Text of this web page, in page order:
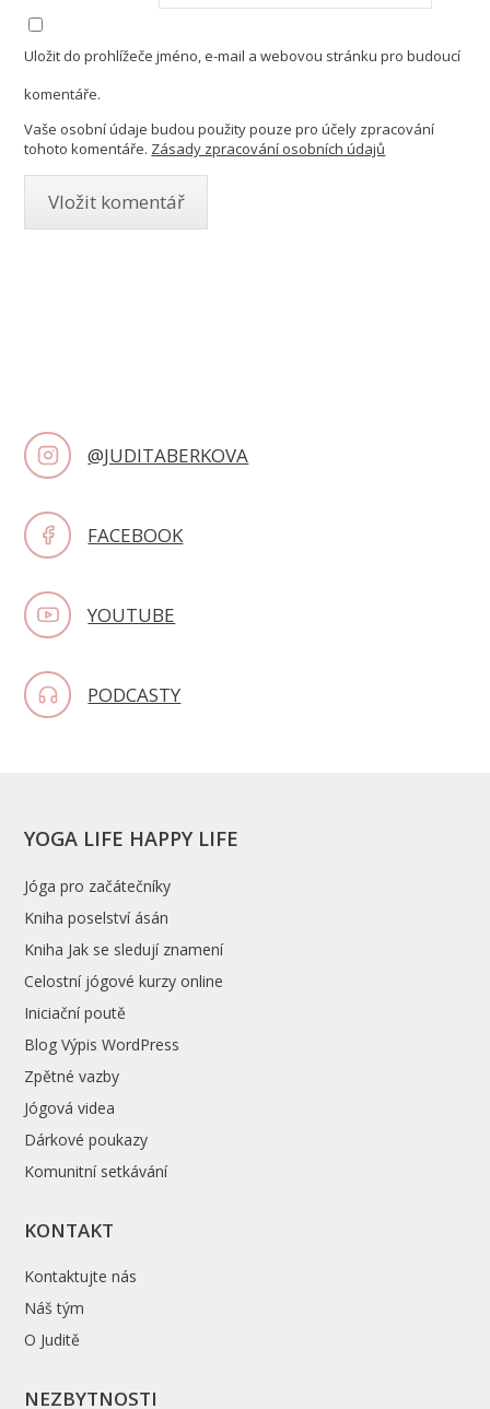
Uložit do prohlížeče jméno, e-mail a webovou stránku pro budoucí
komentáře.
Vaše osobní údaje budou použity pouze pro účely zpracování
tohoto komentáře. Zásady zpracování osobních údajů
@JUDITABERKOVA
FACEBOOK
YOUTUBE
PODCASTY
YOGA LIFE HAPPY LIFE
Jóga pro začátečníky
Kniha poselství ásán
Kniha Jak se sledují znamení
Celostní jógové kurzy online
Iniciační poutě
Blog Výpis WordPress
Zpětné vazby
Jógová videa
Dárkové poukazy
Komunitní setkávání
KONTAKT
Kontaktujte nás
Náš tým
O Juditě
NEZBYTNOSTI